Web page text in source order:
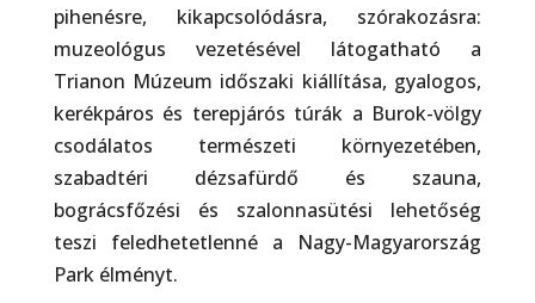
pihenésre, kikapcsolódásra, szórakozásra:
muzeológus vezetésével látogatható a
Trianon Múzeum időszaki kiállítása, gyalogos,
kerékpáros és terepjárós túrák a Burok-völgy
csodálatos természeti környezetében,
szabadtéri dézsafürdő és szauna,
bográcsfőzési és szalonnasütési lehetőség
teszi feledhetetlenné a Nagy-Magyarország
Park élményt.